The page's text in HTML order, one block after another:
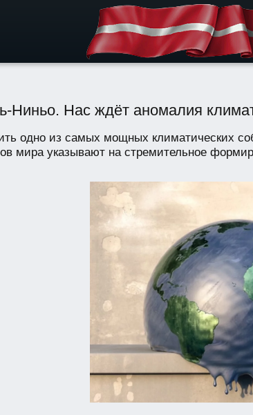
Ниньо. Нас ждёт аномалия
одно из самых мощных климатических
мира указывают на стремительное